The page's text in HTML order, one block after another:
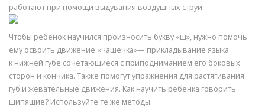
работают при помощи выдувания воздушных струй.
Чтобы ребенок научился произносить букву «ш», нужно помочь
ему освоить движение «чашечка»— прикладывание языка
к нижней губе сочетающиеся с приподниманием его боковых
сторон и кончика. Также помогут упражнения для растягивания
губ и жевательные движения. Как научить ребенка говорить
шипящие? Используйте те же методы.